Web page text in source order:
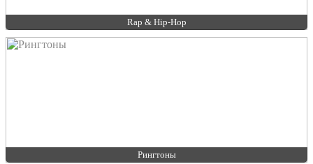
Rap & Hip-Hop
Рингтоны